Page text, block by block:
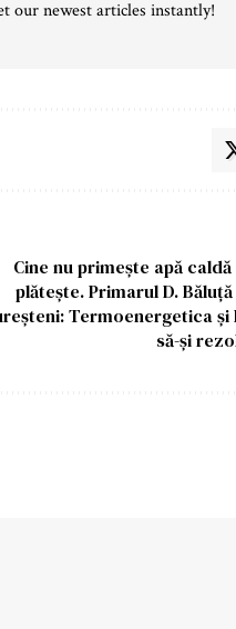
our newest articles instantly!
Cine nu primește apă
plătește. Primarul D.
Termoenergetica și
să-și